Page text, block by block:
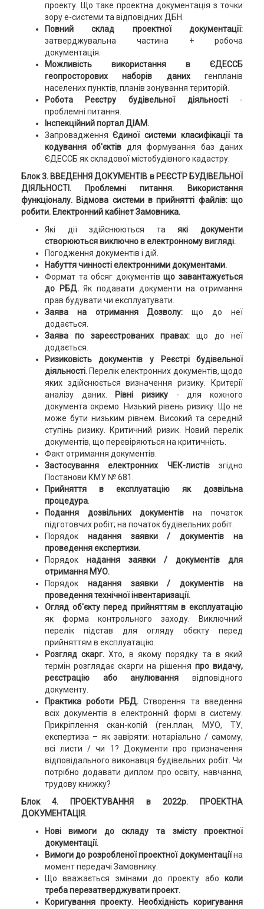
проекту. Що таке проектна документація з точки
зору е-системи та відповідних ДБН.
Повний склад проектної документації:
затверджувальна частина + робоча
документація.
Можливість використання в ЄДЕССБ
геопросторових наборів данихгенпланів
населених пунктів, планів зонування територій.
Робота Реєстру будівельної діяльності -
проблемні питання.
Інспекційний портал ДІАМ.
ЗапровадженняЄдиної системи класифікації та
кодування об'єктів для формування баз даних
ЄДЕССБ як складової містобудівного кадастру.
Блок 3. ВВЕДЕННЯ ДОКУМЕНТІВ в РЕЄСТР БУДІВЕЛЬНОЇ
ДІЯЛЬНОСТІ. Проблемні питання. Використання
функціоналу. Відмова системи в прийнятті файлів: що
робити. Електронний кабінет Замовника.
Які дії здійснюються таякі документи
створюються виключно в електронному вигляді.
Погодження документів і дій.
Набуття чинності електронними документами.
Формат та обсяг документівщо завантажується
до РБД.Як подавати документи на отримання
прав будувати чи експлуатувати.
Заява на отримання Дозволу: що до неї
додається.
Заява по зареєстрованих правах:що до неї
додається.
Ризиковість документів у Реєстрі будівельної
діяльності. Перелік електронних документів, щодо
яких здійснюється визначення ризику. Критерії
аналізу даних.
Рівні ризику - для кожного
документа окремо. Низький рівень ризику. Що не
може бути низьким рівнем. Високий та середній
ступінь ризику. Критичний ризик. Новий перелік
документів, що перевіряються на критичність.
Факт отримання документів.
Застосування електронних ЧЕК-листівзгідно
Постанови КМУ № 681.
Прийняття в експлуатацію як дозвільна
процедура.
Подання дозвільних документів на початок
підготовчих робіт; на початок будівельних робіт.
Порядок надання заявки / документів на
проведення експертизи.
Порядок надання заявки / документів для
отримання МУО.
Порядок надання заявки / документів на
проведення технічної інвентаризації.
Огляд об'єкту перед прийняттям в експлуатацію
як форма контрольного заходу. Виключний
перелік підстав для огляду обєкту перед
прийняттям в експлуатацію.
Розгляд скарг. Хто, в якому порядку та в який
термін розглядає скарги на рішення про видачу,
реєстрацію або анулювання відповідного
документу.
Практика роботи РБД.Створення та введення
всіх документів в електронній формі в систему.
Прикріплення скан-копій (ген.план, МУО, ТУ,
експертиза – як завіряти: нотаріально / самому,
всі листи / чи 1? Документи про призначення
відповідального виконавця будівельних робіт. Чи
потрібно додавати диплом про освіту, навчання,
трудову книжку?
Блок 4. ПРОЕКТУВАННЯ в 2022р. ПРОЕКТНА
ДОКУМЕНТАЦІЯ.
Нові вимоги до складу та змісту проектної
документації.
Вимоги до розробленої проектної документаціїна
момент передачі Замовнику.
Що вважається змінами до проекту або коли
треба перезатверджувати проект.
Коригування проекту. Необхідність коригування